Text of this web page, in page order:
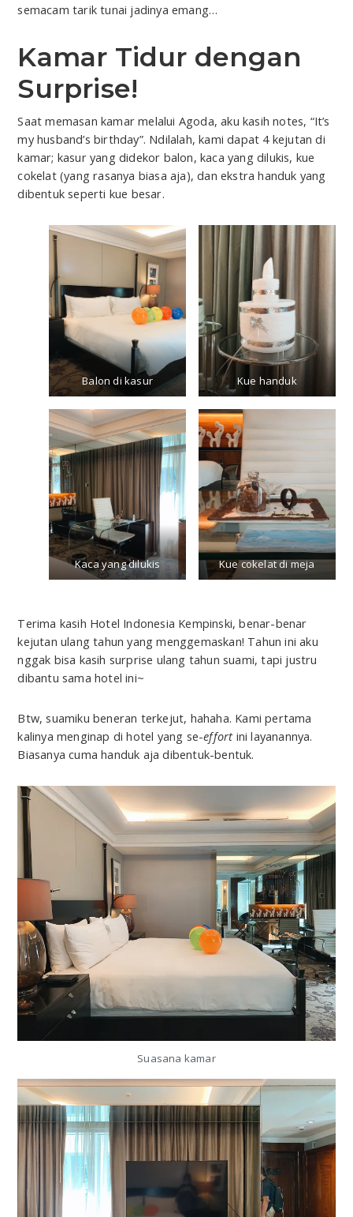
semacam tarik tunai jadinya emang…
Kamar Tidur dengan
Surprise!
Saat memasan kamar melalui Agoda, aku kasih notes, “It’s
my husband’s birthday”. Ndilalah, kami dapat 4 kejutan di
kamar; kasur yang didekor balon, kaca yang dilukis, kue
cokelat (yang rasanya biasa aja), dan ekstra handuk yang
dibentuk seperti kue besar.
Balon di kasur Kue handuk
Kaca yang dilukis Kue cokelat di meja
Terima kasih Hotel Indonesia Kempinski, benar-benar
kejutan ulang tahun yang menggemaskan! Tahun ini aku
nggak bisa kasih surprise ulang tahun suami, tapi justru
dibantu sama hotel ini~
Btw, suamiku beneran terkejut, hahaha. Kami pertama
kalinya menginap di hotel yang se-effortini layanannya.
Biasanya cuma handuk aja dibentuk-bentuk.
Suasana kamar